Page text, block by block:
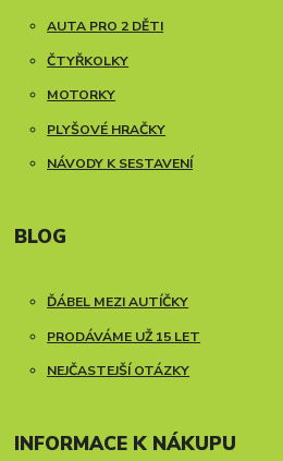
AUTA PRO 2 DĚTI
ČTYŘKOLKY
MOTORKY
PLYŠOVÉ HRAČKY
NÁVODY K SESTAVENÍ
BLOG
ĎÁBEL MEZI AUTÍČKY
PRODÁVÁME UŽ 15 LET
NEJČASTEJŠÍ OTÁZKY
INFORMACE K NÁKUPU